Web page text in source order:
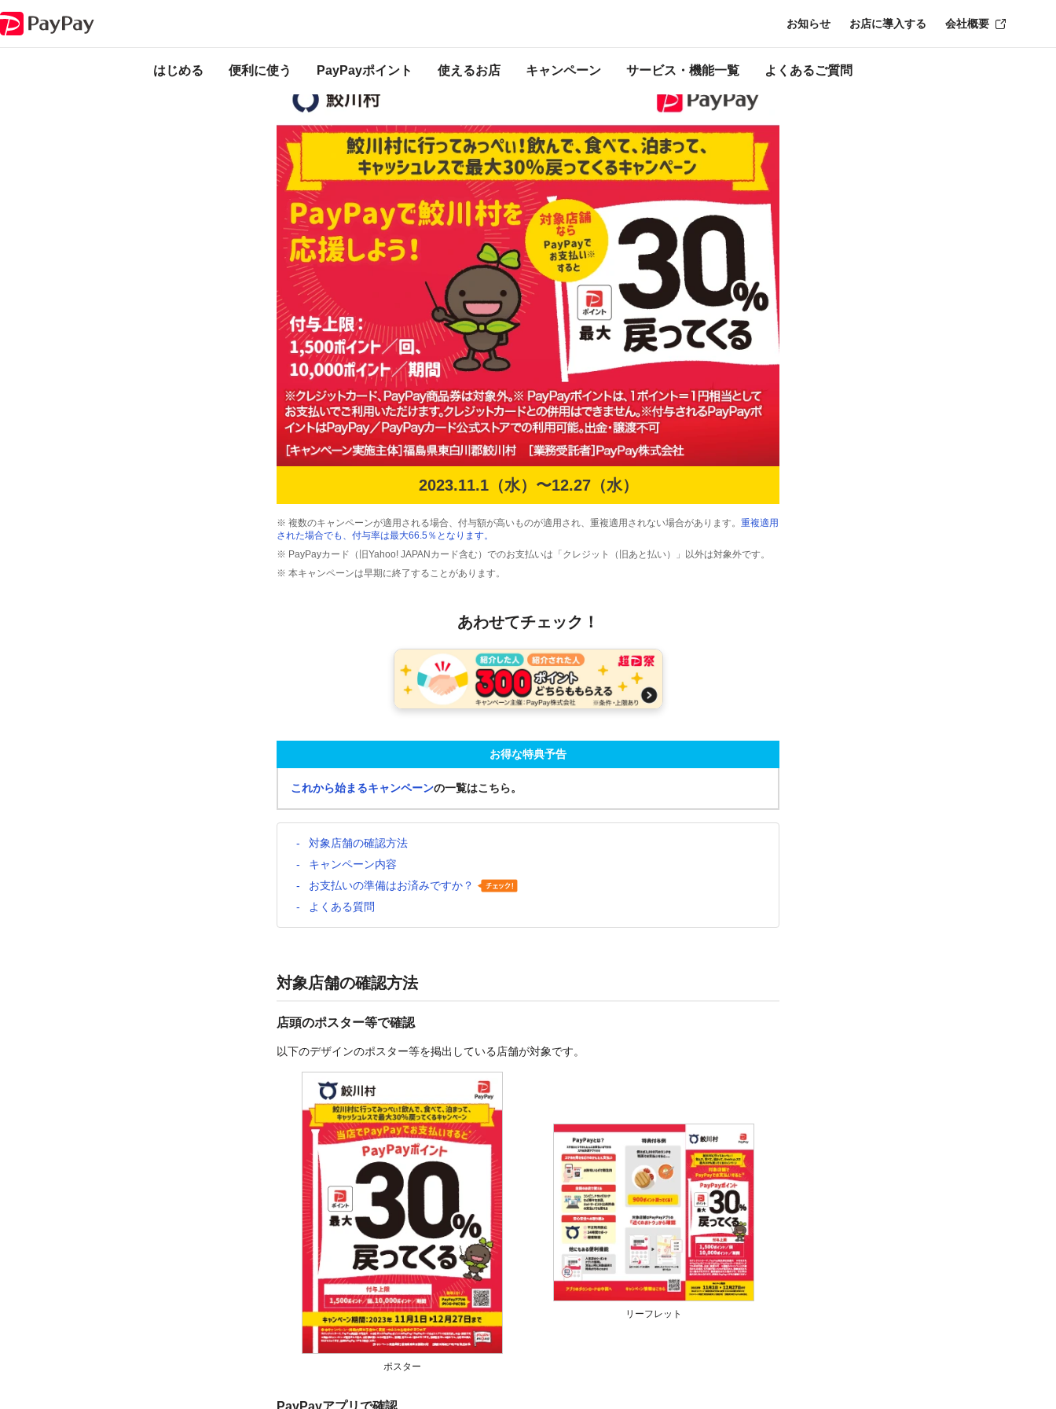
はじめる 便利に使う PayPayポイント 使えるお店 キャンペーン サービス・機能一覧 よくあるご質問
お知らせ お店に導入する 会社概要
のになります。開催中のキャンペーン一覧はこちら
2023.11.1（水）〜12.27（水）
※ 複数のキャンペーンが適用される場合、付与額が高いものが適用され、重複適用されない場合があります。 重複適用
された場合でも、付与率は最大66.5％となります。
※ PayPayカード（旧Yahoo! JAPANカード含む）でのお支払いは「クレジット（旧あと払い）」以外は対象外です。
※ 本キャンペーンは早期に終了することがあります。
あわせてチェック！
お得な特典予告
これから始まるキャンペーンの一覧はこちら。
対象店舗の確認方法
キャンペーン内容
お支払いの準備はお済みですか？
よくある質問
対象店舗の確認方法
店頭のポスター等で確認
以下のデザインのポスター等を掲出している店舗が対象です。
ポスター
リーフレット
PayPayアプリで確認